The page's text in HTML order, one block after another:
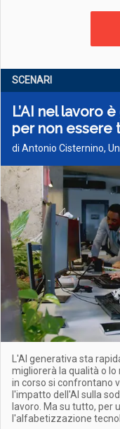
SCENARI
L’AI nel lavoro
per non essere
di Antonio Cisternino,
L'AI generativa sta
migliorerà la qualità o
in corso si confrontano
l'impatto dell'AI sulla
lavoro. Ma su tutto, per
l'alfabetizzazione